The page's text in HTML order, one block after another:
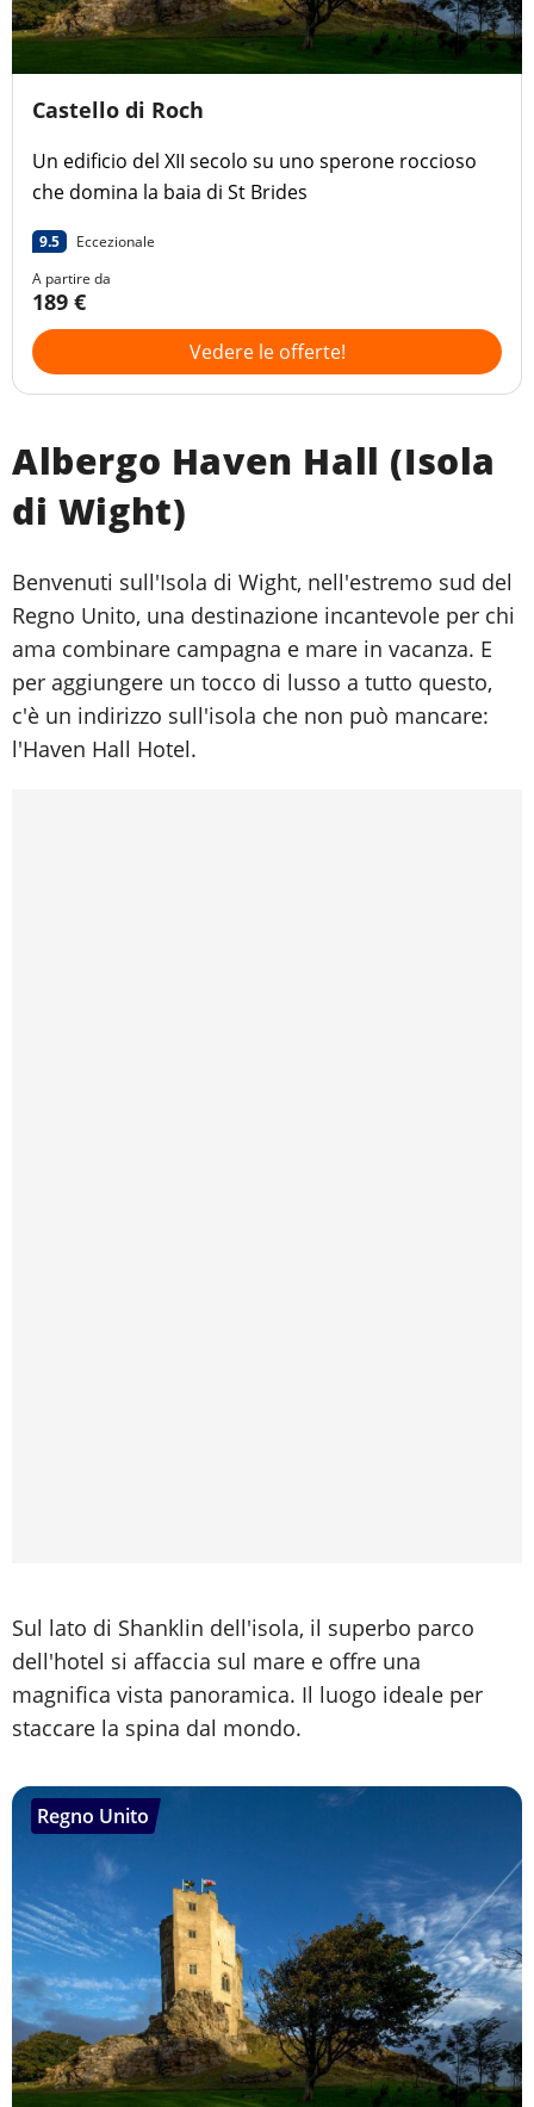
Castello di Roch
Un edificio del XII secolo su uno sperone roccioso
che domina la baia di St Brides
9.5
Eccezionale
A partire da
189 €
Vedere le offerte!
Albergo Haven Hall (Isola
di Wight)
Benvenuti sull'Isola di Wight, nell'estremo sud del
Regno Unito, una destinazione incantevole per chi
ama combinare campagna e mare in vacanza. E
per aggiungere un tocco di lusso a tutto questo,
c'è un indirizzo sull'isola che non può mancare:
l'Haven Hall Hotel.
Sul lato di Shanklin dell'isola, il superbo parco
dell'hotel si affaccia sul mare e offre una
magnifica vista panoramica. Il luogo ideale per
staccare la spina dal mondo.
Regno Unito